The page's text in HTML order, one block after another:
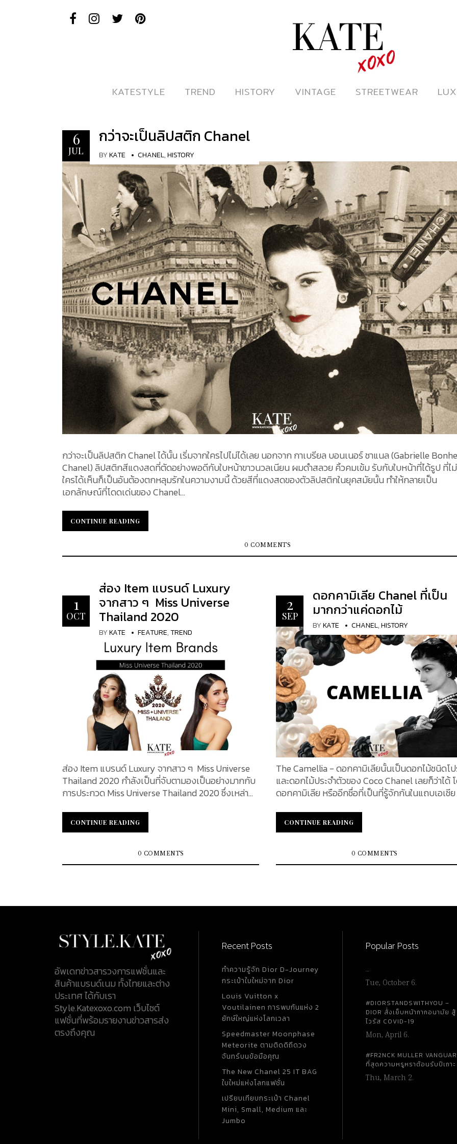
ดูหนังออนไลน์
KATESTYLE
KATESTYLE TREND
TREND HISTORY
HISTORY VINTAGE
VINTAGE STREETWEAR
STREETWEAR
6
JUL
กว่าจะเป็นลิปสติก Chanel
BYKATE CHANEL,HISTORY
กว่าจะเป็นลิปสติก Chanel ได้นั้น เริ่มจากใครไปไม่ได้เลย นอกจาก กาเบรียล บอนเนอร์ ชาแนล (Gabrielle
Chanel) ลิปสติกสีแดงสดที่ตัดอย่างพอดีกับใบหน้าขาวนวลเนียน ผมดำสลวย คิ้วคมเข้ม รับกับใบหน้าที่ได้รูป ที่ไ
ใครได้เห็นก็เป็นอันต้องตกหลุมรักในความงามนี้ ด้วยสีที่แดงสดของตัวลิปสติกในยุคสมัยนั้น ทำให้กลายเป็น
เอกลักษณ์ที่โดดเด่นของ Chanel...
CONTINUE READING
CONTINUE READING
0 COMMENTS
1
OCT
ส่อง Item แบรนด์ Luxury
จากสาว ๆ Miss Universe
Thailand 2020
BYKATE FEATURE,TREND
ส่อง Item แบรนด์ Luxury จากสาว ๆ Miss Universe
Thailand 2020 กำลังเป็นที่จับตามองเป็นอย่างมากกับ
การประกวด Miss Universe Thailand 2020 ซึ่งเหล่า
แต่มาจากแบรนด์ Luxury สุดหรูทั้งนั้น และแน่นอนว่า
ทางเราก็ไม่พลาดที่จะ Zoom In มาให้เหล่าแฟนคลับ หรือ
ของแบรนด์อะไรมาเสริมความเป็น “ตัวจริงแห่งจักรวาล”
กันบ้าง ตามไปหาคำตอบกันได้เลยค่ะ เปิดมาคนแรกด้วย
เล็กชั่น Spring Summer 2020 ที่ช่วยเสริมบุคคลิกให้ดู
คอลเล็กชั่น Juste un Clou ดีไซน์เรียบหรูแบบคลาสสิก
คล้ายตะปู ผลิตจาก Rose Gold 18K เพิ่มลูกเล่นให้กับชุด
ไทย ทำให้ดูมีอะไรมากขึ้น ส่งท้ายสาว วีนา ด้วยนาฬิกา
จากแบรนด์ Franck Muller ผู้ผลิตนาฬิกาหรูสัญชาติส
วิส ตัวเรือนทำจาก Rose Gold 18K ประดับด้วยเพชรทั้ง
เรือน มาพร้อมสายหนังสีดำ มาต่อกันที่ MUT91 ซินดี้ อ
เล็กซานดร้า แฮงกี่ กับรองเท้าสีดำดีไซน์เรียบหรู โดด
เด่นด้วยส้นรองเท้าที่เป็นโมโนแกรม...
CONTINUE READING
CONTINUE READING
0 COMMENTS
2
SEP
ดอกคามิเลีย Chanel ที่เป็น
มากกว่าแค่ดอกไม้
BYKATE CHANEL,HISTORY
The Camellia - ดอกคามิเลียนั้นเป็นดอกไม้ชนิดโ
และดอกไม้ประจำตัวของ Coco Chanel เลยก็ว่าได้
ดอกคามิเลีย หรืออีกชื่อที่เป็นที่รู้จักกันในแถบเอเชี
พันธุ์ ตามบันทึกมีการกล่าวถึงดอกคามิเลียว่า ได้มีก
เข้ามาในประเทศแถบยุโรป ช่วงกลางคริสต์ศตวรร
และ ซาร์ แห่งรัสเซีย (Tsarist Russia) แต่กว่าดอก
เลียจะมาเป็นส่วนหนึ่งของ Chanel นั้น มีประวัติคว
แล้วค่ะ ดอกคามิเลีย chanel The meaning of the
สัญลักษณ์แห่งความเย้ายวนและสง่างามของผู้ห
เนื่องจากความขาวบริสุทธิ์ กลีบดอกไม้ที่เรียงทับซ้
กันอย่างสวยงามและลงตัว ประกอบกับความมนก
หลักสมมาตร จึงถูกเลือกใช้และจัดสรรให้เป็นดอกไ
ของผู้หญิงชนชั้นสูงในสมัยนั้น ซึ่งได้มีการนำดอกไ
ประดับตกแต่งตามเสื้อผ้า และประดับผม อีกทั้งยัง
การนำมาตกแต่งตามสถานที่สำคัญต่าง ๆ เช่นกัน อ
โรงหนัง, โรงละครโอเปร่า และรถม้าลากโดยสาร ร
สวนสาธารณะบัวส์ เดอ บูโลญ (Bois de
ด้วย Camellia is not just a flower จุดเริ่มต้นของ
การนำดอกคามิเลียมาเป็นส่วนหนึ่งของแบรนด์
นั้น มีประวัติความเป็นมาที่น่าสนใจ เนื่องจากความ
ของดอกคามิเลียที่เป็นสัญลักษณ์ของความเย้ายวน
สง่างามของผู้หญิง แต่ได้เริ่มมีการนำมาใช้อย่างจริ
ในแวดวงแฟชั่นเครื่องแต่งกายของสุภาพบุรุษในช่
คริสต์ศตวรรษที่...
CONTINUE READING
CONTINUE READING
0 COMMENTS
อัพเดทข่าวสารวงการแฟชั่นและ
สินค้าแบรนด์เนม ทั้งไทยและต่าง
ประเทศ ได้กับเรา
Style.Katexoxo.com เว็บไซต์
แฟชั่นที่พร้อมรายงานข่าวสารส่ง
ตรงถึงคุณ
Recent Posts
ทำความรู้จัก Dior D-Journey
กระเป๋าใบใหม่จาก Dior
Louis Vuitton x
Voutilainen การพบกันแห่ง 2
ยักษ์ใหญ่แห่งโลกเวลา
Speedmaster Moonphase
Meteorite ตามติดดิถีดวง
จันทร์บนข้อมือคุณ
The New Chanel 25 IT BAG
ใบใหม่แห่งโลกแฟชั่น
เปรียบเทียบกระเป๋า Chanel
Mini, Small, Medium และ
Jumbo
Popular Posts
…
Tue, October 6.
#DIORSTANDSWITHYOU –
DIOR สั่งเย็บหน้ากากอนามัย สู้
ไวรัส COVID-19
Mon, April 6.
#FR2NCK MULLER
ที่สุดความหรูหราต้อนรับปีเถาะ
Thu, March 2.